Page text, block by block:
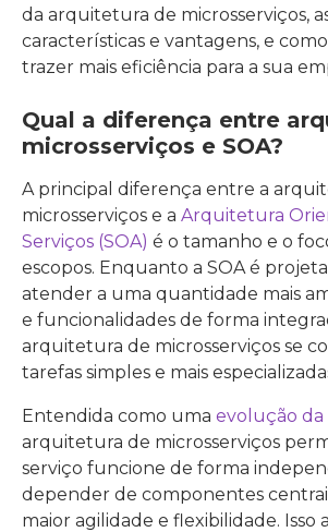
da arquitetura de microsserviços,
características e vantagens, e
trazer mais eficiência para a sua
Qual a diferença entre
microsserviços e SOA?
A principal diferença entre a
microsserviços e a Arquitetura
Serviços (SOA) é o tamanho e o
escopos. Enquanto a SOA é
atender a uma quantidade mais
e funcionalidades de forma
arquitetura de microsserviços se
tarefas simples e mais
Entendida como uma evolução da
arquitetura de microsserviços
serviço funcione de forma
depender de componentes
maior agilidade e flexibilidade. Isso